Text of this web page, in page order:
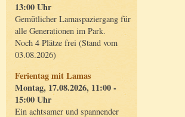
13:00 Uhr
Gemütlicher Lamaspaziergang für
alle Generationen im Park.
Noch 4 Plätze frei (Stand vom
03.08.2026)
Ferientag mit Lamas
Montag, 17.08.2026, 11:00 -
15:00 Uhr
Ein achtsamer und spannender